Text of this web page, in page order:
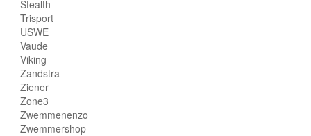
Stealth
Trisport
USWE
Vaude
Viking
Zandstra
Ziener
Zone3
Zwemmenenzo
Zwemmershop